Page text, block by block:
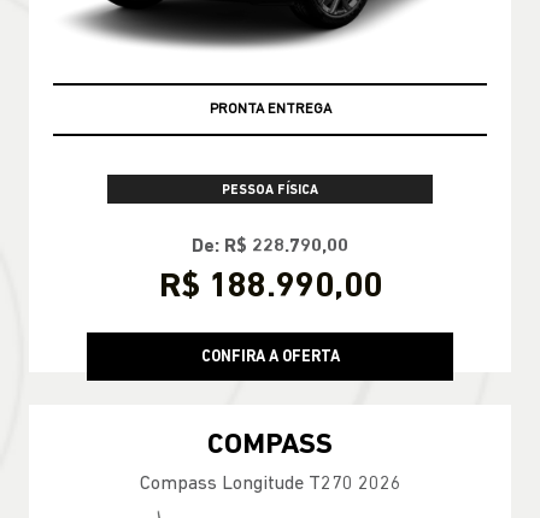
PRONTA ENTREGA
PESSOA FÍSICA
De: R$ 228.790,00
R$ 188.990,00
CONFIRA A OFERTA
COMPASS
Compass Longitude T270 2026